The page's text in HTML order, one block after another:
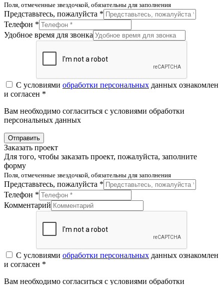
Поля, отмеченные звездочкой, обязательны для заполнения
Представьтесь, пожалуйста *
Телефон *
Удобное время для звонка
С условиями обработки персональных данных ознакомлен
и согласен *
Вам необходимо согласиться с условиями обработки
персональных данных
Отправить
Заказать проект
Для того, чтобы заказать проект, пожалуйста, заполните
форму
Поля, отмеченные звездочкой, обязательны для заполнения
Представьтесь, пожалуйста *
Телефон *
Комментарий
С условиями обработки персональных данных ознакомлен
и согласен *
Вам необходимо согласиться с условиями обработки